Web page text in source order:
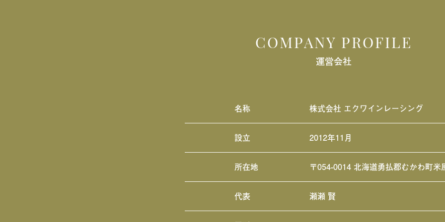
COMPANY PROFILE
運営会社
名称 株式会社 エクワインレーシング
設立 2012年11月
所在地 〒054-0014 北海道勇払郡むかわ町米
代表 瀬瀬 賢